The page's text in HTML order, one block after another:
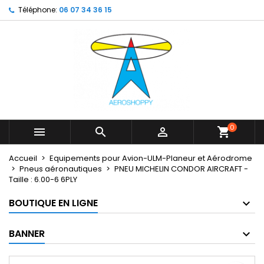
Téléphone: 06 07 34 36 15
   shopping_cart0
Accueil
Equipements pour Avion-ULM-Planeur et Aérodrome
Pneus aéronautiques
PNEU MICHELIN CONDOR AIRCRAFT -
Taille : 6.00-6 6PLY
BOUTIQUE EN LIGNE
BANNER
My wishlists ×
Create new list
Créer une liste d'envies ×
Nom de la liste d'envies
Connexion ×
Vous devez être connecté pour ajouter des produits
Annuler